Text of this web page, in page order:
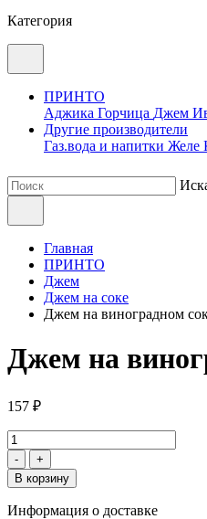
Категория
ПРИНТО
Аджика Горчица Джем
Другие производители
Газ.вода и напитки Желе
Главная
ПРИНТО
Джем
Джем на соке
Джем на виноградном
Джем на
157 ₽
-
+
В корзину
Информация о доставке